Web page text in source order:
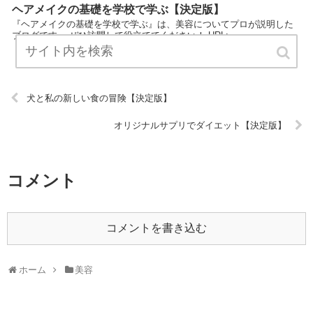
ヘアメイクの基礎を学校で学ぶ【決定版】
『ヘアメイクの基礎を学校で学ぶ』は、美容についてプロが説明した
ブログです。 ぜひ訪問して役立ててください！ URL:
犬と私の新しい食の冒険【決定版】
オリジナルサプリでダイエット【決定版】
コメント
コメントを書き込む
ホーム 美容